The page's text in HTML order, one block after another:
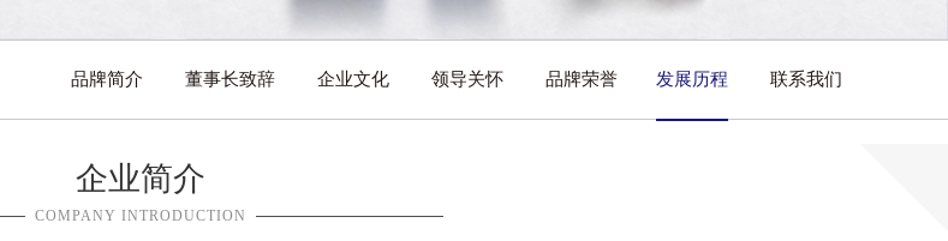
品牌简介 董事长致辞 企业文化 领导关怀 品牌荣誉 发展历程 联系我们
企业简介
COMPANY INTRODUCTION